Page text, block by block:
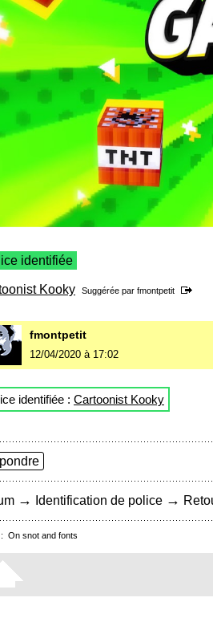
identifiée
Kooky Suggérée par fmontpetit
fmontpetit
12/04/2020 à 17:02
identifiée : Cartoonist Kooky
→ Identification de police →
On snot and fonts